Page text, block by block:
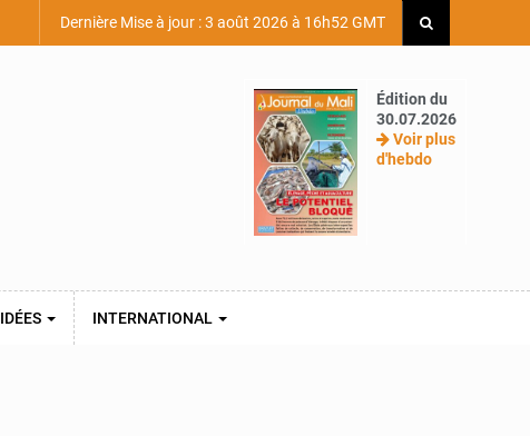
Dernière Mise à jour : 3 août 2026 à 16h52 GMT
Édition du
30.07.2026
Voir plus
d'hebdo
IDÉES INTERNATIONAL